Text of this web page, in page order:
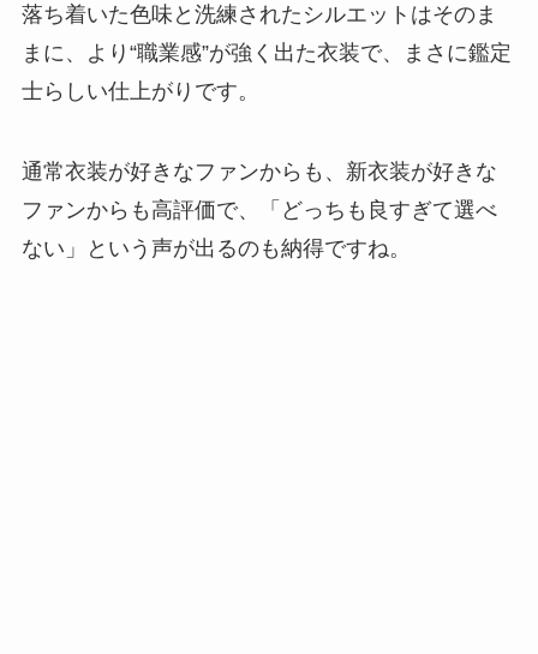
落ち着いた色味と洗練されたシルエットはそのま
まに、より“職業感”が強く出た衣装で、まさに鑑定
士らしい仕上がりです。
通常衣装が好きなファンからも、新衣装が好きな
ファンからも高評価で、「どっちも良すぎて選べ
ない」という声が出るのも納得ですね。